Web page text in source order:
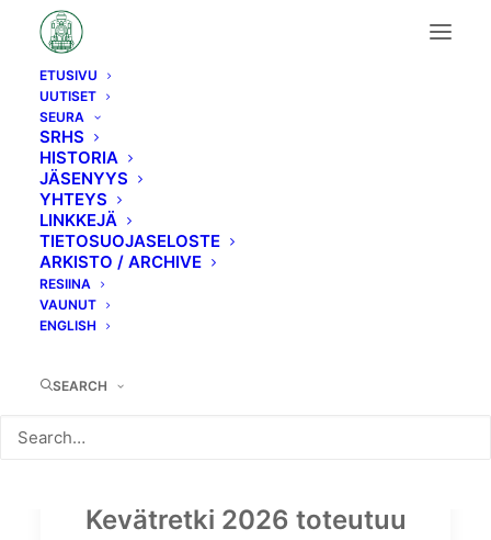
ETUSIVU
UUTISET
SEURA
SRHS
HISTORIA
JÄSENYYS
YHTEYS
LINKKEJÄ
TIETOSUOJASELOSTE
ARKISTO / ARCHIVE
RESIINA
VAUNUT
ENGLISH
SEARCH
Month: marraskuu
Kevätretki 2026 toteutuu